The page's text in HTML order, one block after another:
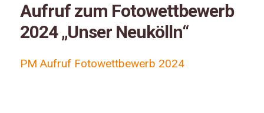
Aufruf zum Fotowettbewerb
2024 „Unser Neukölln“
PM Aufruf Fotowettbewerb 2024